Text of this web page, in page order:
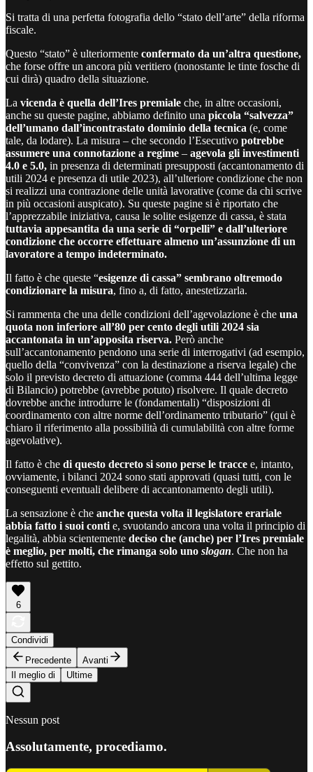
Si tratta di una perfetta fotografia dello “stato dell’arte” della riforma
fiscale.
Questo “stato” è ulteriormente confermato da un’altra questione,
che forse offre un ancora più veritiero (nonostante le tinte fosche di
cui dirà) quadro della situazione.
La vicenda è quella dell’Ires premiale che, in altre occasioni,
anche su queste pagine, abbiamo definito una piccola “salvezza”
dell’umano dall’incontrastato dominio della tecnica (e, come
tale, da lodare). La misura – che secondo l’Esecutivo potrebbe
assumere una connotazione a regime – agevola gli investimenti
4.0 e 5.0, in presenza di determinati presupposti (accantonamento di
utili 2024 e presenza di utile 2023), all’ulteriore condizione che non
si realizzi una contrazione delle unità lavorative (come da chi scrive
in più occasioni auspicato). Su queste pagine si è riportato che
l’apprezzabile iniziativa, causa le solite esigenze di cassa, è stata
tuttavia appesantita da una serie di “orpelli” e dall’ulteriore
condizione che occorre effettuare almeno un’assunzione di un
lavoratore a tempo indeterminato.
Il fatto è che queste “esigenze di cassa” sembrano oltremodo
condizionare la misura, fino a, di fatto, anestetizzarla.
Si rammenta che una delle condizioni dell’agevolazione è che una
quota non inferiore all’80 per cento degli utili 2024 sia
accantonata in un’apposita riserva. Però anche
sull’accantonamento pendono una serie di interrogativi (ad esempio,
quello della “convivenza” con la destinazione a riserva legale) che
solo il previsto decreto di attuazione (comma 444 dell’ultima legge
di Bilancio) potrebbe (avrebbe potuto) risolvere. Il quale decreto
dovrebbe anche introdurre le (fondamentali) “disposizioni di
coordinamento con altre norme dell’ordinamento tributario” (qui è
chiaro il riferimento alla possibilità di cumulabilità con altre forme
agevolative).
Il fatto è che di questo decreto si sono perse le tracce e, intanto,
ovviamente, i bilanci 2024 sono stati approvati (quasi tutti, con le
conseguenti eventuali delibere di accantonamento degli utili).
La sensazione è che anche questa volta il legislatore erariale
abbia fatto i suoi conti e, svuotando ancora una volta il principio di
legalità, abbia scientemente deciso che (anche) per l’Ires premiale
è meglio, per molti, che rimanga solo uno slogan. Che non ha
effetto sul gettito.
6
Condividi
Precedente
Avanti
Il meglio di
Ultime
Nessun post
Assolutamente, procediamo.